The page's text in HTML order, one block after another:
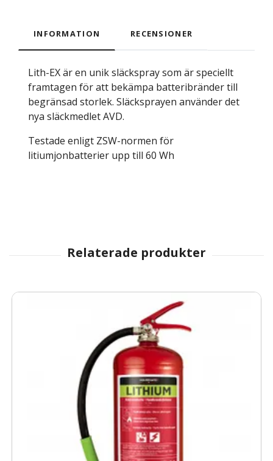
INFORMATION RECENSIONER
Lith-EX är en unik släckspray som är speciellt
framtagen för att bekämpa batteribränder till
begränsad storlek. Släcksprayen använder det
nya släckmedlet AVD.
Testade enligt ZSW-normen för
litiumjonbatterier upp till 60 Wh